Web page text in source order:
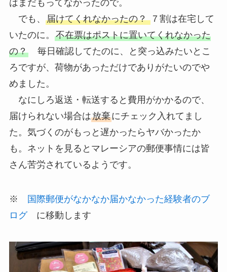
はまだもってなかったので。
でも、 届けてくれなかったの？７割は在宅して
いたのに。 不在票はポストに置いてくれなかった
の？毎日確認してたのに、と突っ込みたいとこ
ろですが、荷物があっただけでありがたいのでや
めました。
なにしろ返送・転送すると費用がかかるので、
届けられない場合は放棄にチェック入れてまし
た。気づくのがもっと遅かったらヤバかったか
も。ネットを見るとマレーシアの郵便事情には皆
さん苦労されているようです。
※
国際郵便がなかなか届かなかった経験者のブ
ログに移動します